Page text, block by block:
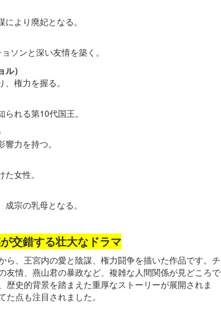
より廃妃となる。
ソンと深い友情を築く。
）
権力を握る。
れる第10代国王。
力を持つ。
女性。
宗の乳母となる。
交錯する壮大なドラマ
ら、王宮内の愛と陰謀、権力闘争を描いた作品です。チ
友情、燕山君の暴政など、複雑な人間関係が見どころで
史的背景を踏まえた重厚なストーリーが展開されま
点も注目されました。